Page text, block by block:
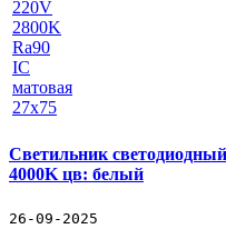
Светильник
4000K цв: белый
26-09-2025